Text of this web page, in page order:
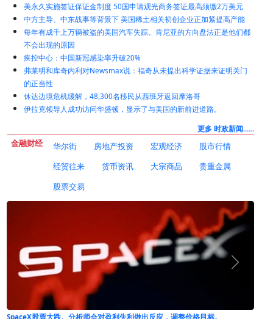
美永久实施签证保证金制度 50国申请观光商务签证最高须缴2万美元
中方主导、中东战事等背景下 美国稀土相关初创企业正加紧提高产能
每年有成千上万辆被盗的美国汽车失踪。肯尼亚的方向盘法正是他们都
不会出现的原因
疾控中心：中国新冠感染率升破20%
弗莱明和库奇内利对Newsmax说：福奇从未提出科学证据来证明关门
的正当性
休达边境危机缓解，48,300名移民从西班牙返回摩洛哥
伊拉克领导人成功访问华盛顿，显示了与美国的新前进道路。
更多 时政新闻......
金融财经 华尔街 房地产投资 宏观经济
股市行情
经贸往来
货币资讯 大宗商品
贵重金属
股票交易
黄金上涨至4200美元，软弱ADP冷却了加息押注——Kitco AM报告